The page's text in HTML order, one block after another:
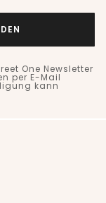
One Newsletter
per E-Mail
kann